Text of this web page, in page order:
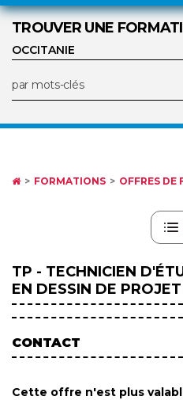
TROUVER UNE
FORMATIONS OFFRES DE
TP - TECHNICIEN
EN DESSIN DE PROJET
CONTACT
Cette offre n'est plus